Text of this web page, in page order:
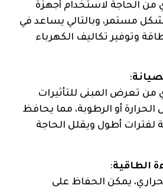
من الحاجة لاستخدام أجهزة
مستمر، وبالتالي يساعد في
وتوفير تكاليف الكهرباء
:
من تعرض المبنى للتأثيرات
الحرارة أو الرطوبة، مما يحافظ
لفترات أطول ويقلل الحاجة
الطاقية:
يمكن الحفاظ على